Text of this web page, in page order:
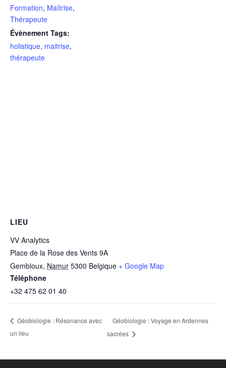
Formation, Maîtrise,
Thérapeute
Évènement Tags:
holistique, maitrise,
thérapeute
LIEU
VV Analytics
Place de la Rose des Vents 9A
Gembloux, Namur 5300 Belgique + Google Map
Téléphone
+32 475 62 01 40
Géobiologie : Résonance avec
un lieu
Géobiologie : Voyage en Ardennes
sacrées